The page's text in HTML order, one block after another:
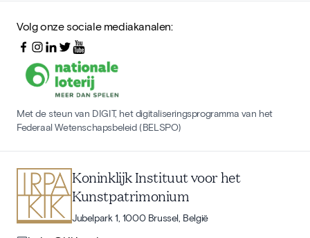
Volg onze sociale mediakanalen:
Met de steun van DIGIT, het digitaliseringsprogramma van het
Federaal Wetenschapsbeleid (BELSPO)
Koninklijk Instituut voor het
Kunstpatrimonium
Jubelpark 1, 1000 Brussel, België